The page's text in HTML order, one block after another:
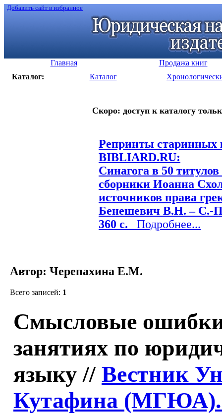
Добавить сайт в избранное
Главная
Продажа книг
Каталог:
Каталог
Скоро: доступ к каталогу
Репринты старинных
BIBLIARD.RU:
Синагога в 50
сборники Иоанна
источников права
Бенешевич В.Н. – С.-
360 с. Подробнее...
Автор: Черепахина Е.М.
Всего записей: 1
Смысловые ошибки
занятиях по
языку // Вестник
Кутафина